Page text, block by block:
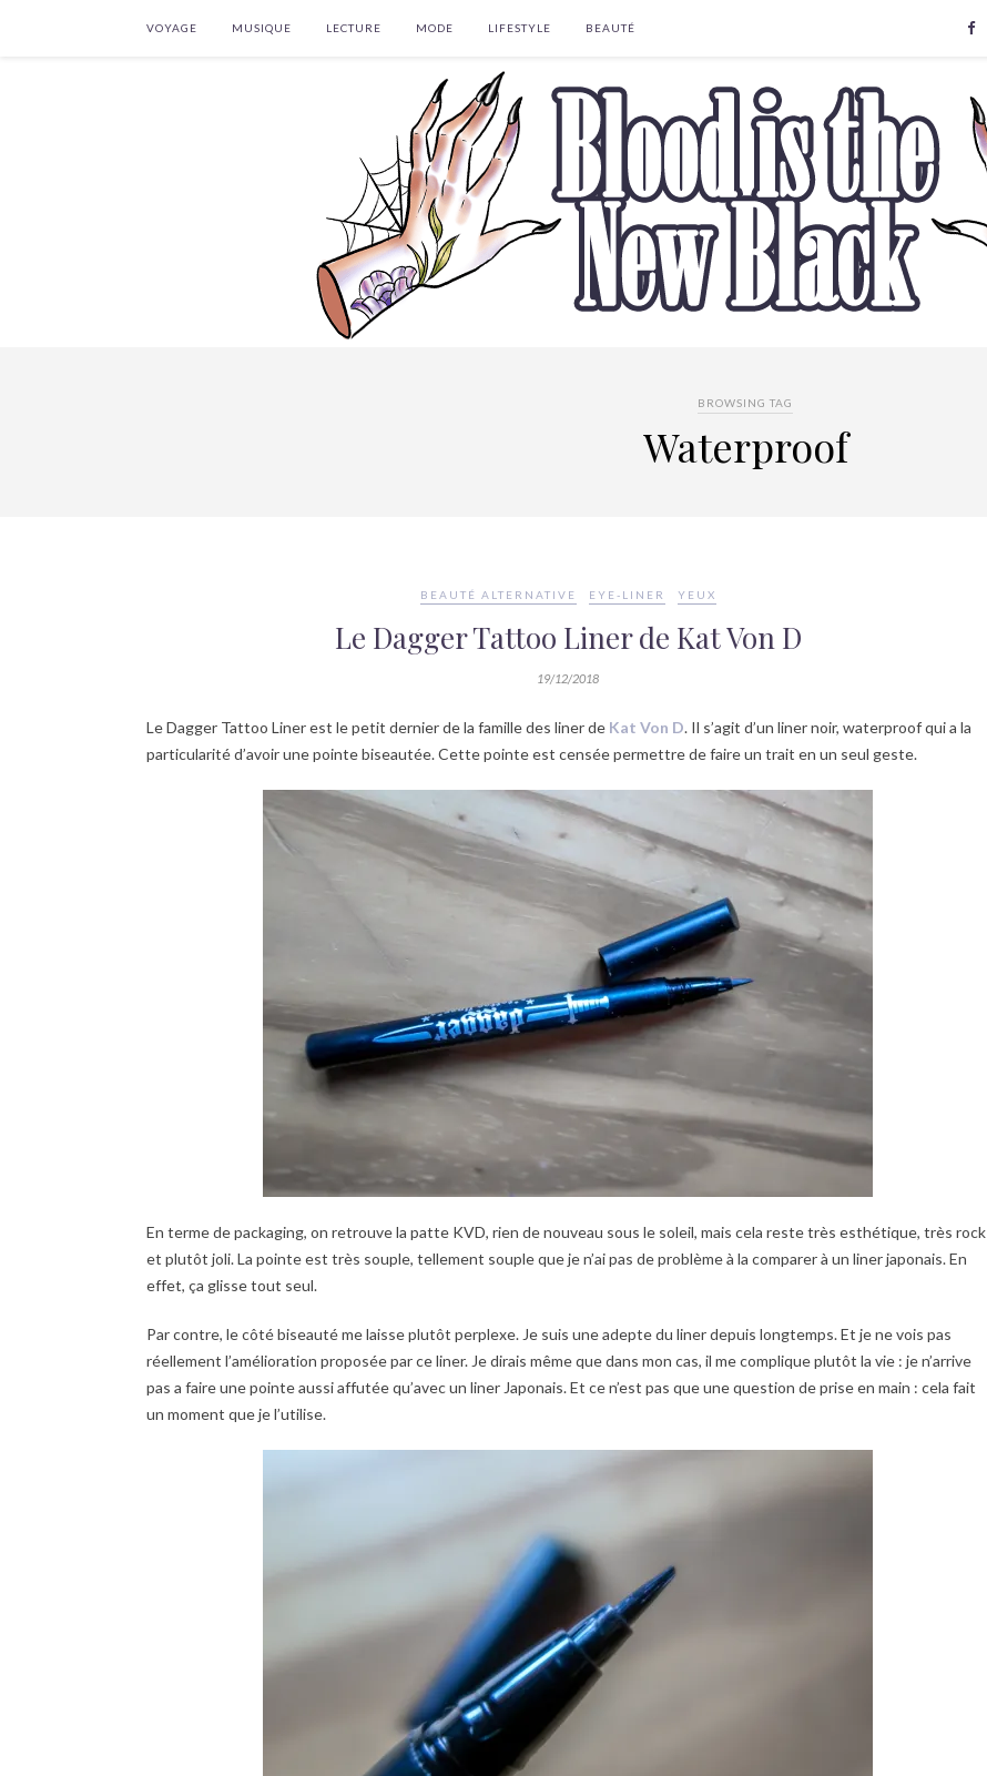
VOYAGE MUSIQUE LECTURE MODE LIFESTYLE BEAUTÉ
BROWSING TAG
Waterproof
BEAUTÉ ALTERNATIVE EYE-LINER YEUX
Le Dagger Tattoo Liner de Kat Von D
19/12/2018
Le Dagger Tattoo Liner est le petit dernier de la famille des liner de Kat Von D. Il s’agit d’un liner noir, waterproof qui a la
particularité d’avoir une pointe biseautée. Cette pointe est censée permettre de faire un trait en un seul geste.
En terme de packaging, on retrouve la patte KVD, rien de nouveau sous le soleil, mais cela reste très esthétique, très rock
et plutôt joli. La pointe est très souple, tellement souple que je n’ai pas de problème à la comparer à un liner japonais. En
effet, ça glisse tout seul.
Par contre, le côté biseauté me laisse plutôt perplexe. Je suis une adepte du liner depuis longtemps. Et je ne vois pas
réellement l’amélioration proposée par ce liner. Je dirais même que dans mon cas, il me complique plutôt la vie : je n’arrive
pas a faire une pointe aussi affutée qu’avec un liner Japonais. Et ce n’est pas que une question de prise en main : cela fait
un moment que je l’utilise.